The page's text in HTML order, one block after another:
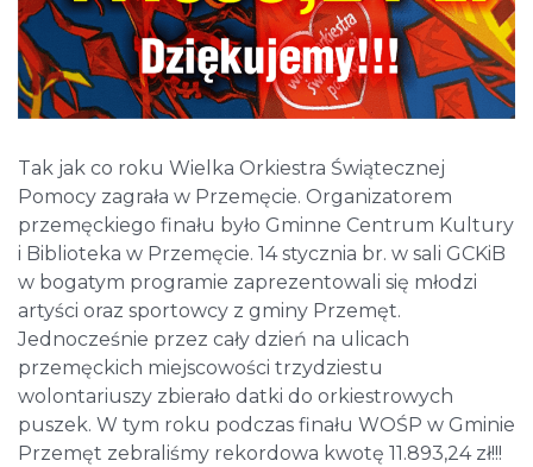
Tak jak co roku Wielka Orkiestra Świątecznej
Pomocy zagrała w Przemęcie. Organizatorem
przemęckiego finału było Gminne Centrum Kultury
i Biblioteka w Przemęcie. 14 stycznia br. w sali GCKiB
w bogatym programie zaprezentowali się młodzi
artyści oraz sportowcy z gminy Przemęt.
Jednocześnie przez cały dzień na ulicach
przemęckich miejscowości trzydziestu
wolontariuszy zbierało datki do orkiestrowych
puszek. W tym roku podczas finału WOŚP w Gminie
Przemęt zebraliśmy rekordowa kwotę 11.893,24 zł!!!